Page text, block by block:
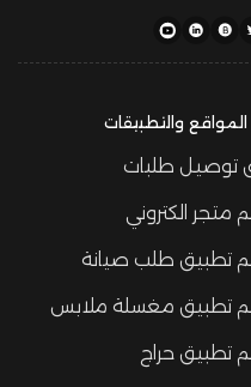
والتطبيقات
توصيل طلبات
متجر الكتروني
تطبيق طلب صيانة
تطبيق مغسلة ملابس
تطبيق حراج